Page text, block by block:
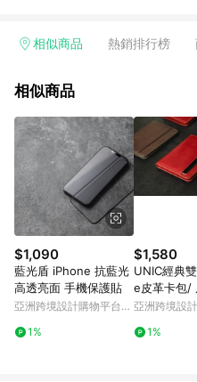
回饋訂單不得享有 Pinkoi 站方優
行為，不具贈點資格，部分退款不
貨後 45 天後發送。 8. 群眾募資
運費，攤位費等不具贈點資格。 9.
顏色、價位、贈品如與 Pinkoi 商品
Pinkoi 購物商品資訊頁及購物車標
則請以點數紅包活動說明為準。
頁面後才首次下載 Pinkoi APP 並
上，首次下載 Pinkoi APP 後，需
面，方享導購資格。
相似商品 熱銷排行榜
相似商品
$1,090
藍光盾 iPhone 抗藍光
高透亮面 手機保護貼
亞洲跨境設計購物平台
1%
$1,580
UNIC經典
e皮革卡包/
夾/ 短夾【
亞洲跨境設
1%